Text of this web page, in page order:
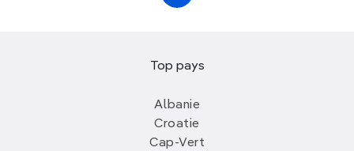
Top pays
Albanie
Croatie
Cap-Vert